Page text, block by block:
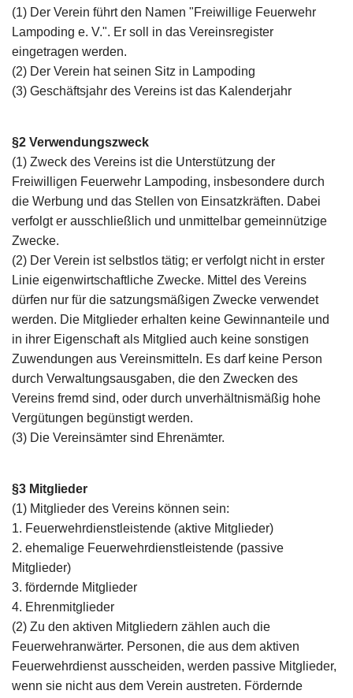
(1) Der Verein führt den Namen "Freiwillige Feuerwehr
Lampoding e. V.". Er soll in das Vereinsregister
eingetragen werden.
(2) Der Verein hat seinen Sitz in Lampoding
(3) Geschäftsjahr des Vereins ist das Kalenderjahr
§2 Verwendungszweck
(1) Zweck des Vereins ist die Unterstützung der
Freiwilligen Feuerwehr Lampoding, insbesondere durch
die Werbung und das Stellen von Einsatzkräften. Dabei
verfolgt er ausschließlich und unmittelbar gemeinnützige
Zwecke.
(2) Der Verein ist selbstlos tätig; er verfolgt nicht in erster
Linie eigenwirtschaftliche Zwecke. Mittel des Vereins
dürfen nur für die satzungsmäßigen Zwecke verwendet
werden. Die Mitglieder erhalten keine Gewinnanteile und
in ihrer Eigenschaft als Mitglied auch keine sonstigen
Zuwendungen aus Vereinsmitteln. Es darf keine Person
durch Verwaltungsausgaben, die den Zwecken des
Vereins fremd sind, oder durch unverhältnismäßig hohe
Vergütungen begünstigt werden.
(3) Die Vereinsämter sind Ehrenämter.
§3 Mitglieder
(1) Mitglieder des Vereins können sein:
1. Feuerwehrdienstleistende (aktive Mitglieder)
2. ehemalige Feuerwehrdienstleistende (passive
Mitglieder)
3. fördernde Mitglieder
4. Ehrenmitglieder
(2) Zu den aktiven Mitgliedern zählen auch die
Feuerwehranwärter. Personen, die aus dem aktiven
Feuerwehrdienst ausscheiden, werden passive Mitglieder,
wenn sie nicht aus dem Verein austreten. Fördernde